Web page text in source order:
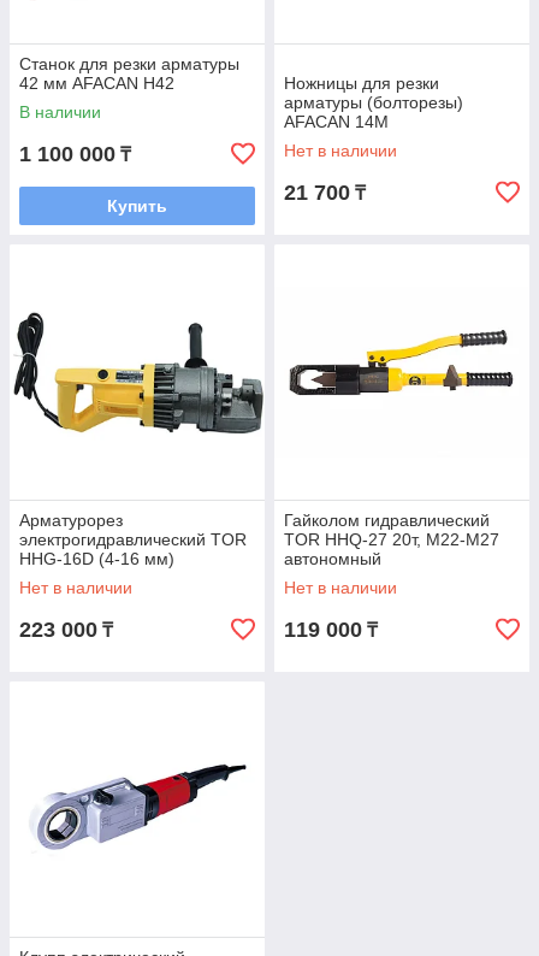
Станок для резки арматуры
42 мм AFACAN H42
В наличии
1 100 000 ₸
Купить
Ножницы для резки
арматуры (болторезы)
AFACAN 14М
Нет в наличии
21 700 ₸
Арматурорез
электрогидравлический TOR
HHG-16D (4-16 мм)
Нет в наличии
223 000 ₸
Гайколом гидравлический
TOR HHQ-27 20т, М22-М27
автономный
Нет в наличии
119 000 ₸